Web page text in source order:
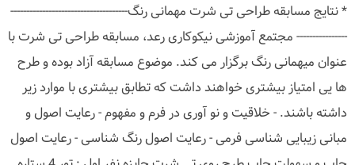
* نتایج مسابقه طراحی تی شرت مهمانی رنگ-------------------------------------
---------------- مجتمع آموزشی نیکوکاری رعد، مسابقه طراحی تی شرت با
عنوان میهمانی رنگ برگزار می کند. موضوع مسابقه آزاد بوده و طرح
ها یی امتیاز بیشتری خواهند داشت که تطابق بیشتری با موارد زیر
داشته باشند. - خلاقیت و نو آوری در فرم و مفهوم - رعایت اصول و
مبانی زیبایی شناسی فرمی - رعایت اصول رنگ شناسی - رعایت اصول